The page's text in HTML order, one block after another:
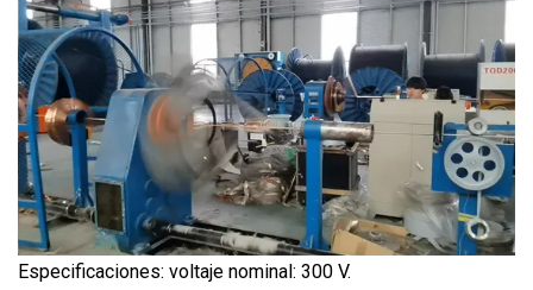
Especificaciones: voltaje nominal: 300 V.